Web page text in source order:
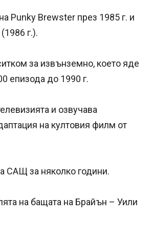
Punky Brewster през 1985 г. и
г.).
за извънземно, което яде
епизода до 1990 г.
и озвучава
на култовия филм от
САЩ за няколко години.
на бащата на Брайън – Уили